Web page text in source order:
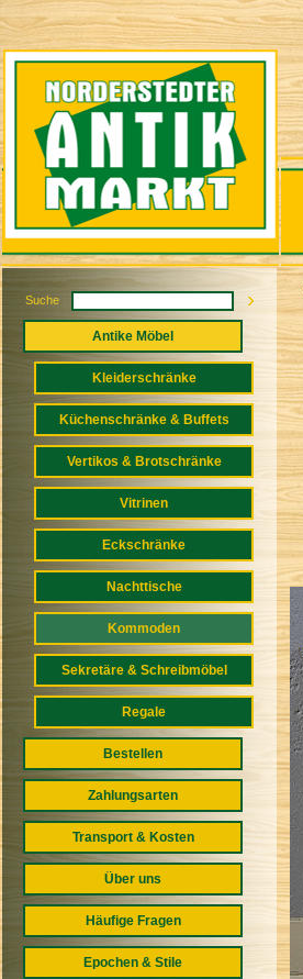
Suche
Antike Möbel
Kleiderschränke
Küchenschränke & Buffets
Vertikos & Brotschränke
Vitrinen
Eckschränke
Nachttische
Kommoden
Sekretäre & Schreibmöbel
Regale
Bestellen
Zahlungsarten
Transport & Kosten
Über uns
Häufige Fragen
Epochen & Stile